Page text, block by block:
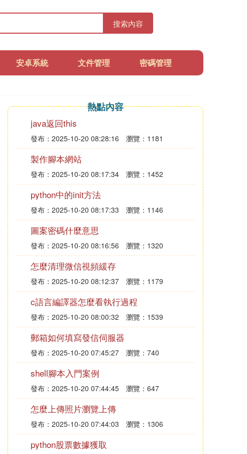
搜索內容
安卓系統 文件管理 密碼管理
熱點內容
java返回this
發布：2025-10-20 08:28:16 瀏覽：1181
製作腳本網站
發布：2025-10-20 08:17:34 瀏覽：1452
python中的init方法
發布：2025-10-20 08:17:33 瀏覽：1146
圖案密碼什麼意思
發布：2025-10-20 08:16:56 瀏覽：1320
怎麼清理微信視頻緩存
發布：2025-10-20 08:12:37 瀏覽：1179
c語言編譯器怎麼看執行過程
發布：2025-10-20 08:00:32 瀏覽：1539
郵箱如何填寫發信伺服器
發布：2025-10-20 07:45:27 瀏覽：740
shell腳本入門案例
發布：2025-10-20 07:44:45 瀏覽：647
怎麼上傳照片瀏覽上傳
發布：2025-10-20 07:44:03 瀏覽：1306
python股票數據獲取